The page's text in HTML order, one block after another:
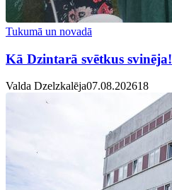
Tukumā un novadā
Kā Dzintarā svētkus svinēja!
Valda Dzelzkalēja07.08.202618